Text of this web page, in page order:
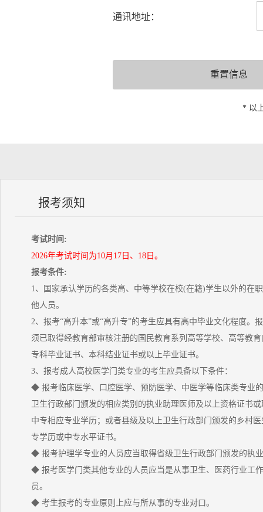
通讯地址：
* 以
报考须知
考试时间:
2026年考试时间为10月17日、18日。
报考条件:
1、国家承认学历的各类高、中等学校在校(在籍)学生以外的在
他人员。
2、报考“高升本”或“高升专”的考生应具有高中毕业文化程度。
须已取得经教育部审核注册的国民教育系列高等学校、高等教
专科毕业证书、本科结业证书或以上毕业证书。
3、报考成人高校医学门类专业的考生应具备以下条件：
◆ 报考临床医学、口腔医学、预防医学、中医学等临床类专业
卫生行政部门颁发的相应类别的执业助理医师及以上资格证书
中专相应专业学历；或者县级及以上卫生行政部门颁发的乡村
专学历或中专水平证书。
◆ 报考护理学专业的人员应当取得省级卫生行政部门颁发的执
◆ 报考医学门类其他专业的人员应当是从事卫生、医药行业工
员。
◆ 考生报考的专业原则上应与所从事的专业对口。